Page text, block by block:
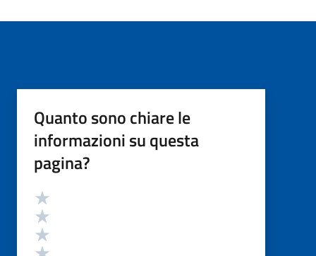
Quanto sono chiare le
informazioni su questa
pagina?
Valutazione